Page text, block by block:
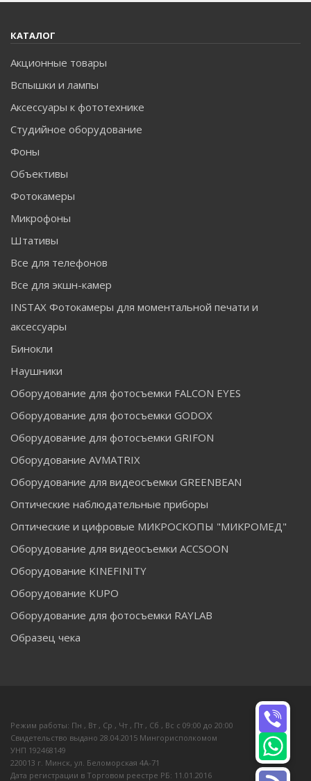
КАТАЛОГ
Акционные товары
Вспышки и лампы
Аксессуары к фототехнике
Студийное оборудование
Фоны
Объективы
Фотокамеры
Микрофоны
Штативы
Все для телефонов
Все для экшн-камер
INSTAX Фотокамеры для моментальной печати и
аксессуары
Бинокли
Наушники
Оборудование для фотосъемки FALCON EYES
Оборудование для фотосъемки GODOX
Оборудование для фотосъемки GRIFON
Оборудование AVMATRIX
Оборудование для видеосъемки GREENBEAN
Оптические наблюдательные приборы
Оптические и цифровые МИКРОСКОПЫ "МИКРОМЕД"
Оборудование для видеосъемки ACCSOON
Оборудование KINEFINITY
Оборудование KUPO
Оборудование для фотосъемки RAYLAB
Образец чека
Режим работы: Пн , Вт , Ср , Чт , Пт , Сб , Вс c 09:00 до 20:00
Свидетельство выдано 28.04.2015 Мингорисполкомом
УНП 192468149
220013 г. Минск, ул. Беломорская 4А-71
Дата регистрации в Торговом реестре РБ: 11.01.2016